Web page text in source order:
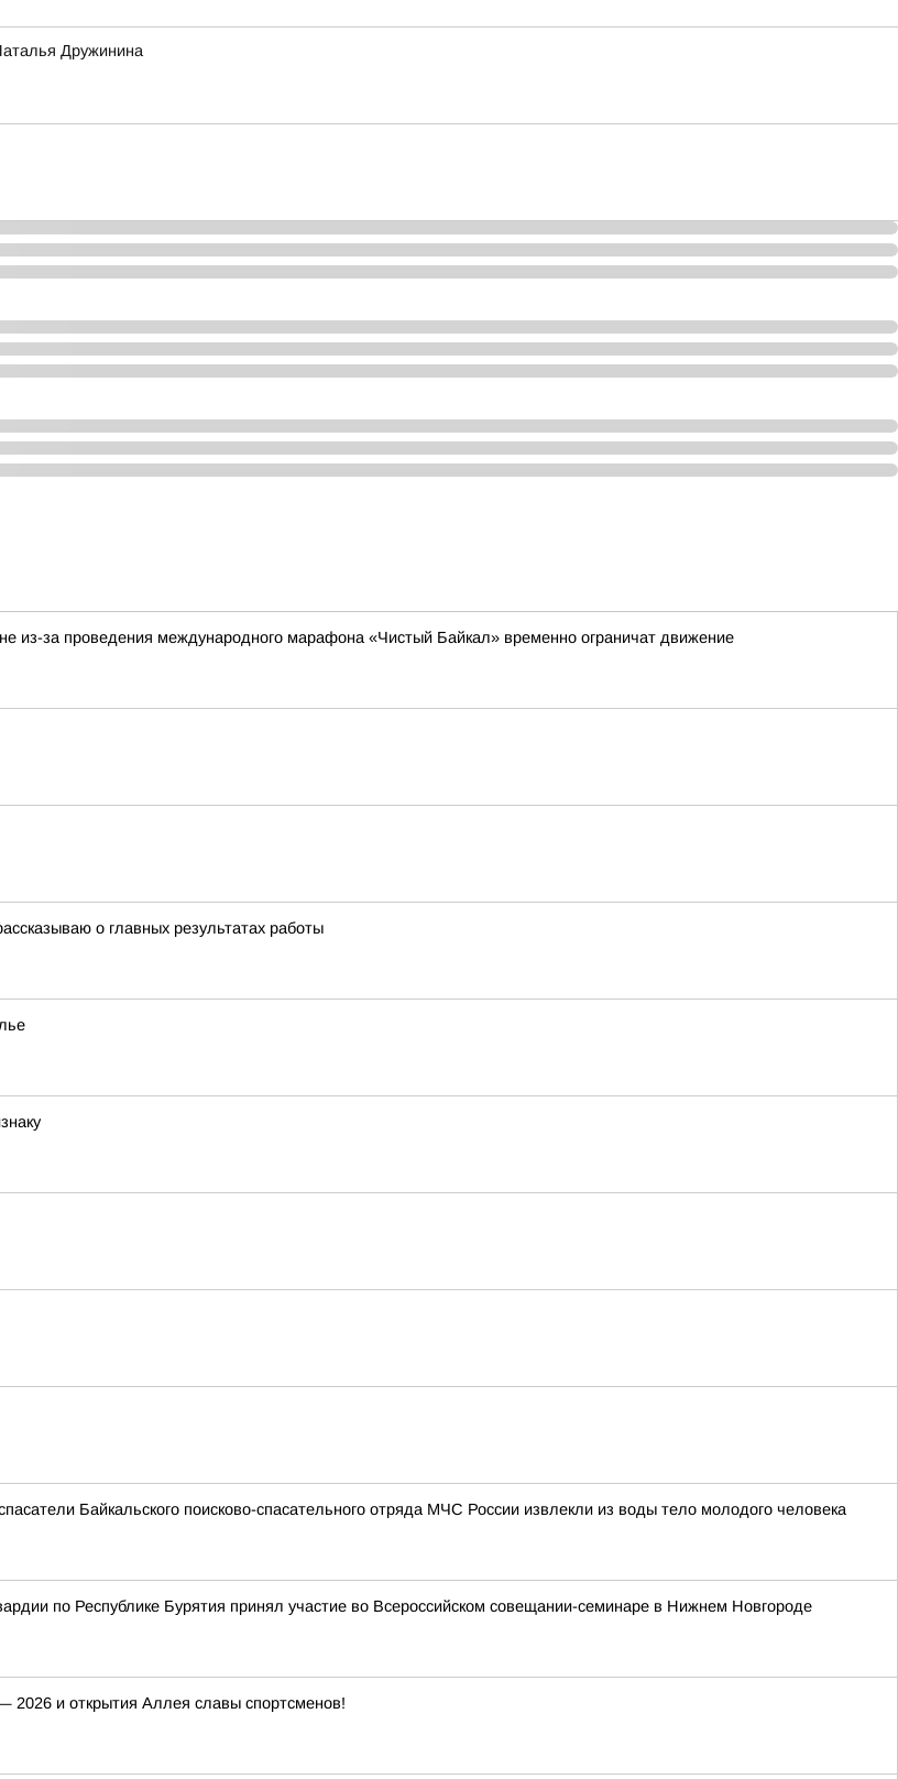
Дружинина
из-за проведения международного марафона «Чистый Байкал» временно ограничат движение
о главных результатах работы
Байкальского поисково-спасательного отряда МЧС России извлекли из воды тело молодого человека
по Республике Бурятия принял участие во Всероссийском совещании-семинаре в Нижнем Новгороде
2026 и открытия Аллея славы спортсменов!